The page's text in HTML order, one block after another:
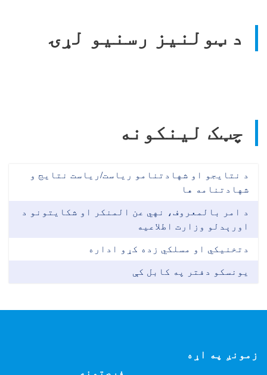
د ټولنیز رسنیو لړۍ
چټک لینکونه
د نتایجو او شهادتنامو ریاست/ریاست نتایج و
شهادتنامه ها
د امر بالمعروف، نهي عن المنکر او شکایتونو د
اورېدلو وزارت اطلاعیه
دتخنیکي او مسلکي زده کړو اداره
یونسکو دفتر په کابل کې
زمونږ په اړه